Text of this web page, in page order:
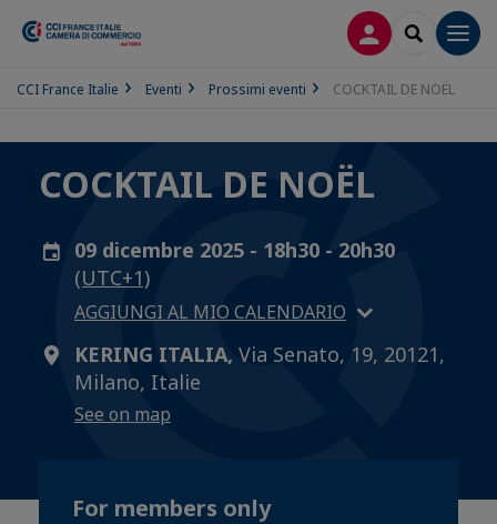
LOG INSEARCH
CCI France Italie Eventi Prossimi eventi COCKTAIL DE NOËL
COCKTAIL DE NOËL
09 dicembre 2025 - 18h30 - 20h30
(UTC+1)
AGGIUNGI AL MIO CALENDARIO
KERING ITALIA, Via Senato, 19, 20121,
Milano, Italie
See on map
For members only